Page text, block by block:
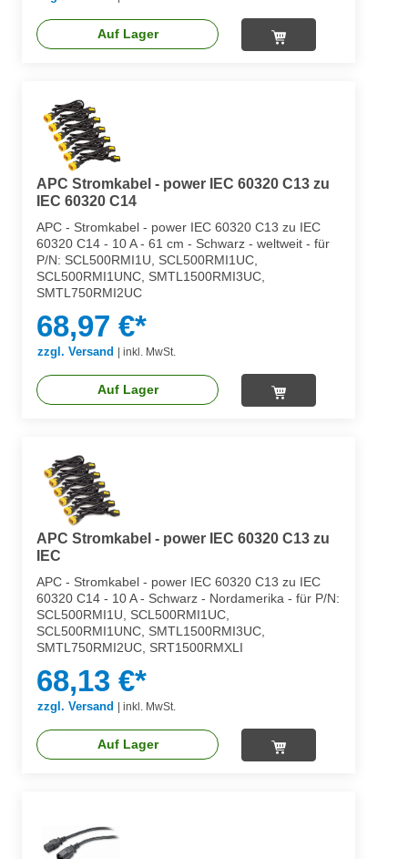
Auf Lager
APC Stromkabel - power IEC 60320 C13 zu
IEC 60320 C14
APC - Stromkabel - power IEC 60320 C13 zu IEC
60320 C14 - 10 A - 61 cm - Schwarz - weltweit - für
P/N: SCL500RMI1U, SCL500RMI1UC,
SCL500RMI1UNC, SMTL1500RMI3UC,
SMTL750RMI2UC
68,97 €*
zzgl. Versand | inkl. MwSt.
Auf Lager
APC Stromkabel - power IEC 60320 C13 zu
IEC
APC - Stromkabel - power IEC 60320 C13 zu IEC
60320 C14 - 10 A - Schwarz - Nordamerika - für P/N:
SCL500RMI1U, SCL500RMI1UC,
SCL500RMI1UNC, SMTL1500RMI3UC,
SMTL750RMI2UC, SRT1500RMXLI
68,13 €*
zzgl. Versand inkl. MwSt.
Auf Lager